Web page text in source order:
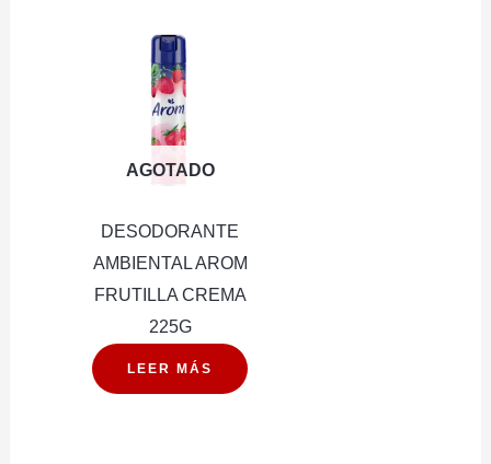
AGOTADO
DESODORANTE
AMBIENTAL AROM
FRUTILLA CREMA
225G
LEER MÁS